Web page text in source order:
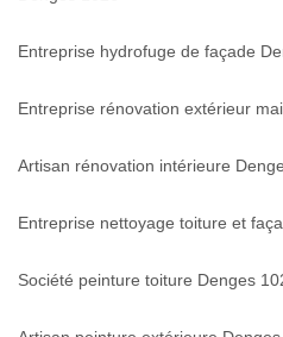
Entreprise hydrofuge de façade
Entreprise rénovation extérieur
Artisan rénovation intérieure
Entreprise nettoyage toiture et
Société peinture toiture Denges